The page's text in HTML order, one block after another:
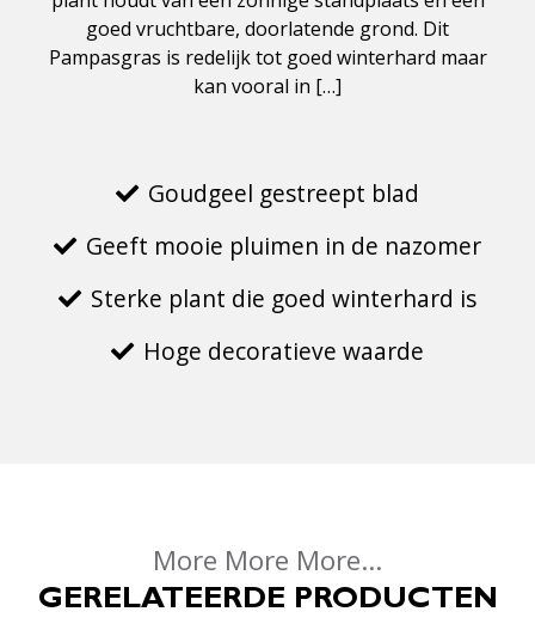
goed vruchtbare, doorlatende grond. Dit
Pampasgras is redelijk tot goed winterhard maar
kan vooral in […]
Goudgeel gestreept blad
Geeft mooie pluimen in de nazomer
Sterke plant die goed winterhard is
Hoge decoratieve waarde
More More More...
GERELATEERDE PRODUCTEN